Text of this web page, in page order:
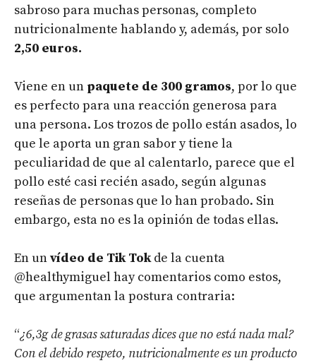
sabroso para muchas personas, completo
nutricionalmente hablando y, además, por solo
2,50 euros.
Viene en un paquete de 300 gramos, por lo que
es perfecto para una reacción generosa para
una persona. Los trozos de pollo están asados, lo
que le aporta un gran sabor y tiene la
peculiaridad de que al calentarlo, parece que el
pollo esté casi recién asado, según algunas
reseñas de personas que lo han probado. Sin
embargo, esta no es la opinión de todas ellas.
En unvídeo de Tik Tokde la cuenta
@healthymiguel hay comentarios como estos,
que argumentan la postura contraria:
“¿6,3g de grasas saturadas dices que no está nada mal?
Con el debido respeto, nutricionalmente es un producto